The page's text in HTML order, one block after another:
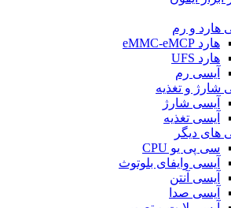
هارد و رم
هارد eMMC-eMCP
هارد UFS
آیسی رم
شارژ و تغذیه
آیسی شارژ
آیسی تغذیه
های دیگر
سی پی یو CPU
آیسی وایفای بلوتوث
آیسی آنتن
آیسی صدا